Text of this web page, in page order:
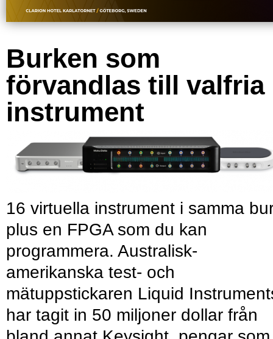
Burken som
förvandlas till valfria
instrument
16 virtuella instrument i samma
plus en FPGA som du kan
programmera. Australisk-
amerikanska test- och
mätuppstickaren Liquid
har tagit in 50 miljoner dollar från